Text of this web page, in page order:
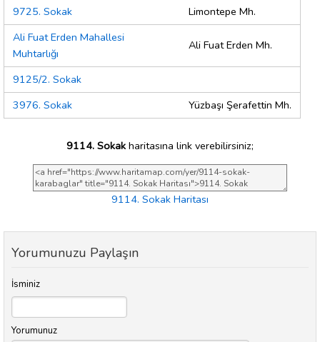
9725. Sokak
Limontepe Mh.
Ali Fuat Erden Mahallesi
Muhtarlığı
Ali Fuat Erden Mh.
9125/2. Sokak
3976. Sokak
Yüzbaşı Şerafettin Mh.
9114. Sokak haritasına link verebilirsiniz;
9114. Sokak Haritası
Yorumunuzu Paylaşın
İsminiz
Yorumunuz